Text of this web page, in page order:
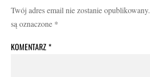
Twój adres email nie zostanie opublikowany.
są oznaczone *
KOMENTARZ*